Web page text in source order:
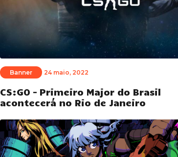
Banner 24 maio, 2022
CS:GO – Primeiro Major do Brasil
acontecerá no Rio de Janeiro